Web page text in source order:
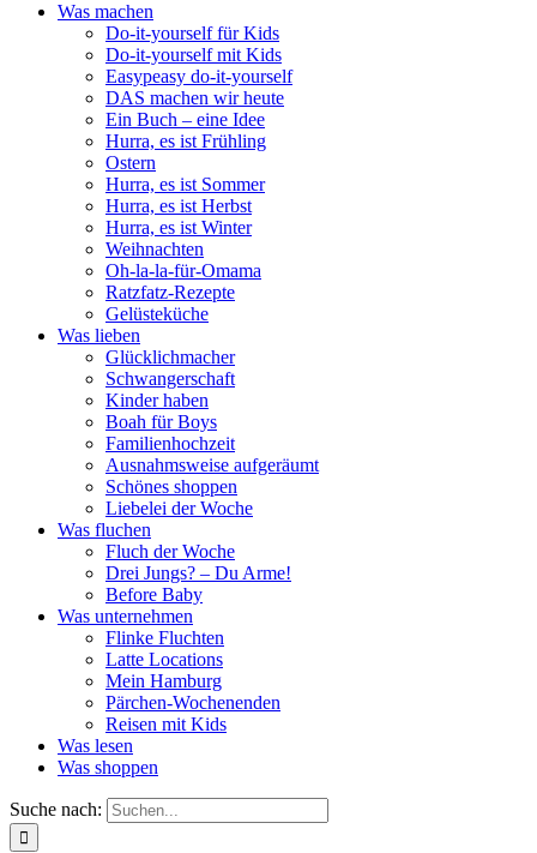
Was machen
Do-it-yourself für Kids
Do-it-yourself mit Kids
Easypeasy do-it-yourself
DAS machen wir heute
Ein Buch – eine Idee
Hurra, es ist Frühling
Ostern
Hurra, es ist Sommer
Hurra, es ist Herbst
Hurra, es ist Winter
Weihnachten
Oh-la-la-für-Omama
Ratzfatz-Rezepte
Gelüsteküche
Was lieben
Glücklichmacher
Schwangerschaft
Kinder haben
Boah für Boys
Familienhochzeit
Ausnahmsweise aufgeräumt
Schönes shoppen
Liebelei der Woche
Was fluchen
Fluch der Woche
Drei Jungs? – Du Arme!
Before Baby
Was unternehmen
Flinke Fluchten
Latte Locations
Mein Hamburg
Pärchen-Wochenenden
Reisen mit Kids
Was lesen
Was shoppen
Suche nach: